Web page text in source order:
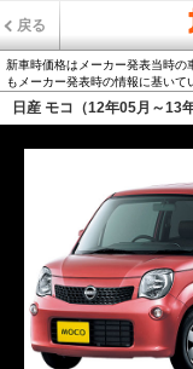
戻る
新車時価格はメーカー発表当時の
もメーカー発表時の情報に基いて
日産 モコ（12年05月～13